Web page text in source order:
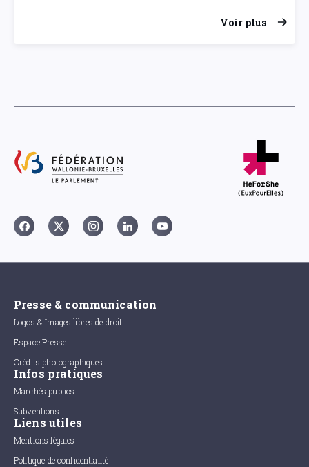
Voir plus
Presse & communication
Logos & Images libres de droit
Espace Presse
Crédits photographiques
Infos pratiques
Marchés publics
Subventions
Liens utiles
Mentions légales
Politique de confidentialité